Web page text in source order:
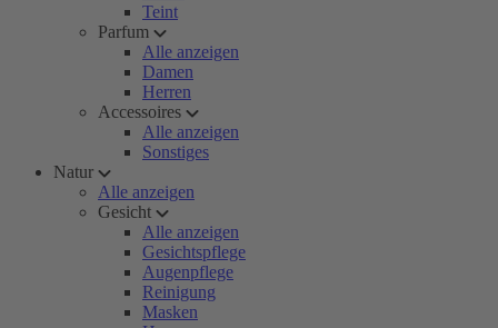
Teint
Parfum
Alle anzeigen
Damen
Herren
Accessoires
Alle anzeigen
Sonstiges
Natur
Alle anzeigen
Gesicht
Alle anzeigen
Gesichtspflege
Augenpflege
Reinigung
Masken